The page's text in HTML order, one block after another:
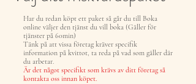
Har du redan köpt ett paket så går du till Boka
online väljer den tjänst du vill boka (Gäller för
tjänster på 60min)
Tänk på att vissa företag kräver specifik
information på kvittot, ta reda på vad som gäller där
du arbetar.
Är det något specifikt som krävs av ditt företag så
kontakta oss innan köpet.